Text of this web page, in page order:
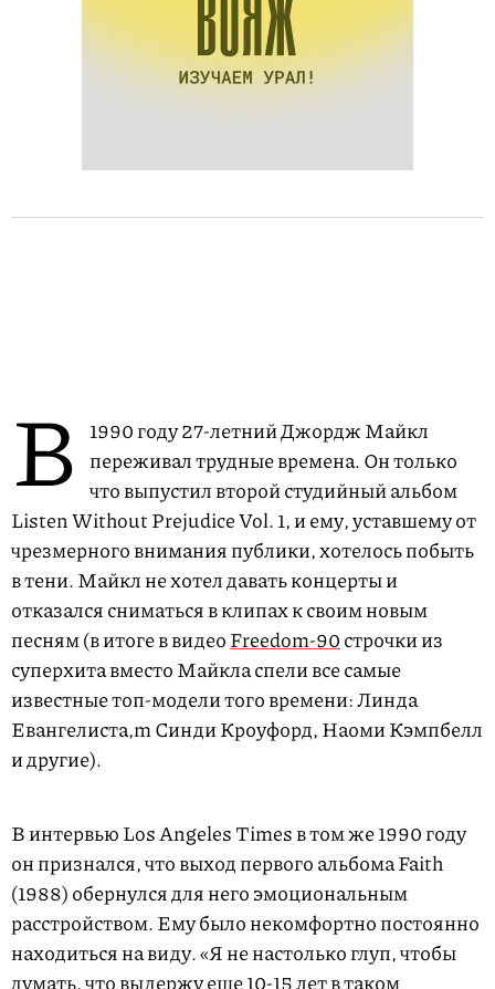
В 1990 году 27-летний Джордж Майкл
переживал трудные времена. Он только
что выпустил второй студийный альбом
Listen Without Prejudice Vol. 1, и ему, уставшему от
чрезмерного внимания публики, хотелось побыть
в тени. Майкл не хотел давать концерты и
отказался сниматься в клипах к своим новым
песням (в итоге в видеоFreedom-90строчки из
суперхита вместо Майкла спели все самые
известные топ-модели того времени: Линда
Евангелиста,m Синди Кроуфорд, Наоми Кэмпбелл
и другие).
В интервью Los Angeles Times в том же 1990 году
он признался, что выход первого альбома Faith
(1988) обернулся для него эмоциональным
расстройством. Ему было некомфортно постоянно
находиться на виду. «Я не настолько глуп, чтобы
думать, что выдержу еще 10-15 лет в таком